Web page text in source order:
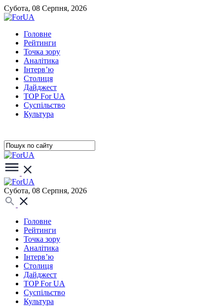
Субота, 08 Серпня, 2026
Головне
Рейтинги
Точка зору
Аналітика
Інтерв’ю
Столиця
Дайджест
TOP For UA
Суспiльство
Культура
Субота, 08 Серпня, 2026
Головне
Рейтинги
Точка зору
Аналітика
Інтерв’ю
Столиця
Дайджест
TOP For UA
Суспiльство
Культура